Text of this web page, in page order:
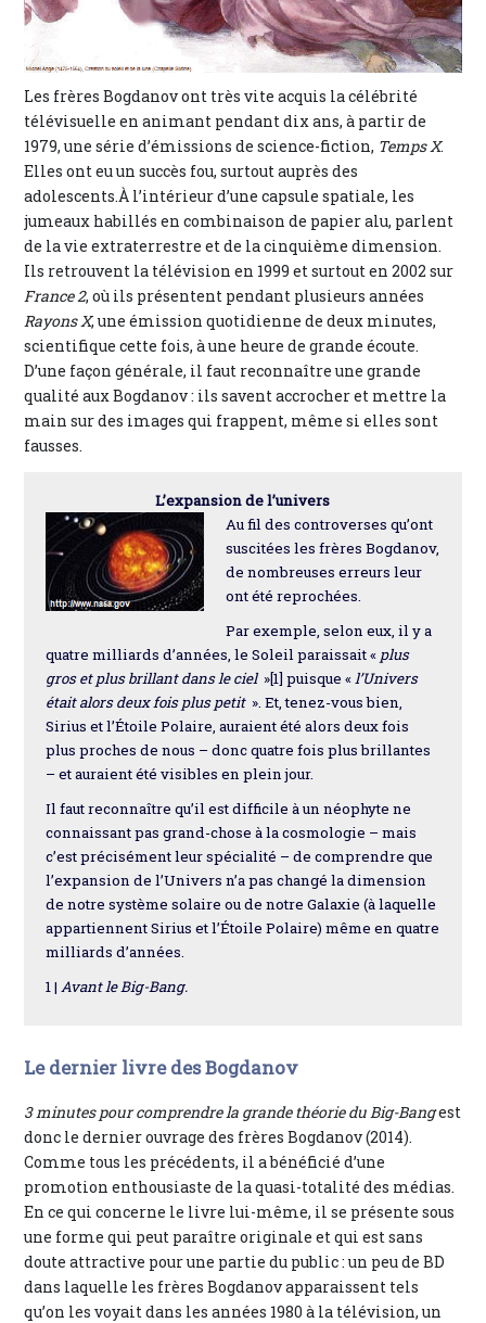
Les frères Bogdanov ont très vite acquis la célébrité
télévisuelle en animant pendant dix ans, à partir de
1979, une série d’émissions de science-fiction, Temps X.
Elles ont eu un succès fou, surtout auprès des
adolescents.À l’intérieur d’une capsule spatiale, les
jumeaux habillés en combinaison de papier alu, parlent
de la vie extraterrestre et de la cinquième dimension.
Ils retrouvent la télévision en 1999 et surtout en 2002 sur
France 2, où ils présentent pendant plusieurs années
Rayons X, une émission quotidienne de deux minutes,
scientifique cette fois, à une heure de grande écoute.
D’une façon générale, il faut reconnaître une grande
qualité aux Bogdanov : ils savent accrocher et mettre la
main sur des images qui frappent, même si elles sont
fausses.
L’expansion de l’univers
Au fil des controverses qu’ont
suscitées les frères Bogdanov,
de nombreuses erreurs leur
ont été reprochées.
Par exemple, selon eux, il y a
quatre milliards d’années, le Soleil paraissait « plus
gros et plus brillant dans le ciel »[1] puisque «l’Univers
était alors deux fois plus petit ». Et, tenez-vous bien,
Sirius et l’Étoile Polaire, auraient été alors deux fois
plus proches de nous – donc quatre fois plus brillantes
– et auraient été visibles en plein jour.
Il faut reconnaître qu’il est difficile à un néophyte ne
connaissant pas grand-chose à la cosmologie – mais
c’est précisément leur spécialité – de comprendre que
l’expansion de l’Univers n’a pas changé la dimension
de notre système solaire ou de notre Galaxie (à laquelle
appartiennent Sirius et l’Étoile Polaire) même en quatre
milliards d’années.
1 |Avant le Big-Bang.
Le dernier livre des Bogdanov
3 minutes pour comprendre la grande théorie du Big-Bangest
donc le dernier ouvrage des frères Bogdanov (2014).
Comme tous les précédents, il a bénéficié d’une
promotion enthousiaste de la quasi-totalité des médias.
En ce qui concerne le livre lui-même, il se présente sous
une forme qui peut paraître originale et qui est sans
doute attractive pour une partie du public : un peu de BD
dans laquelle les frères Bogdanov apparaissent tels
qu’on les voyait dans les années 1980 à la télévision, un